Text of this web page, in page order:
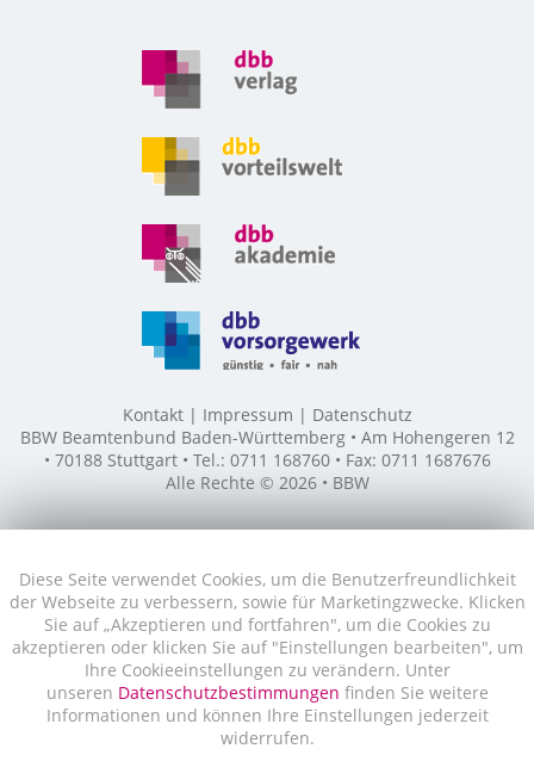
Diese Seite verwendet Cookies, um die Benutzerfreundlichkeit
der Webseite zu verbessern, sowie für Marketingzwecke. Klicken
Sie auf „Akzeptieren und fortfahren", um die Cookies zu
akzeptieren oder klicken Sie auf "Einstellungen bearbeiten", um
Ihre Cookieeinstellungen zu verändern. Unter
unseren Datenschutzbestimmungen finden Sie weitere
Informationen und können Ihre Einstellungen jederzeit
widerrufen.
Kontakt Impressum
Datenschutz
BBW Beamtenbund Baden-Württemberg • Am Hohengeren 12
• 70188 Stuttgart • Tel.: 0711 168760 • Fax: 0711 1687676
Alle Rechte © 2026 • BBW